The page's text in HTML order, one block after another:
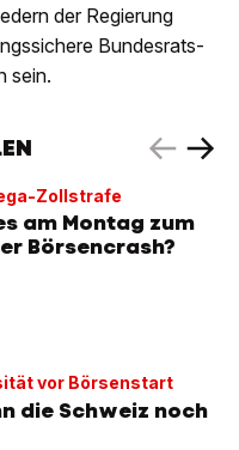
der Regierung
Bundesrats-
sein.
Zollstrafe
am Montag zum
Börsencrash?
vor Börsenstart
die Schweiz noch